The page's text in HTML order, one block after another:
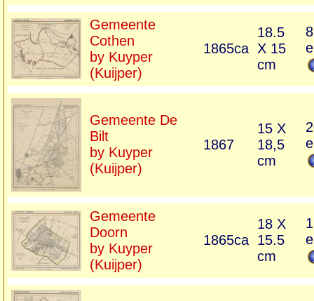
Gemeente
Cothen
by Kuyper
(Kuijper)
1865ca
18.5
X 15
cm
Gemeente De
Bilt
by Kuyper
(Kuijper)
1867
15 X
18,5
cm
Gemeente
Doorn
by Kuyper
(Kuijper)
1865ca
18 X
15.5
cm